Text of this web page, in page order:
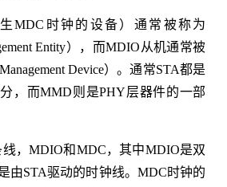
MDC时钟的设备）通常被称为
Entity），而MDIO从机通常被
Device）。通常STA都是
，而MMD则是PHY层器件的一部
，MDIO和MDC，其中MDIO是双
由STA驱动的时钟线。MDC时钟的